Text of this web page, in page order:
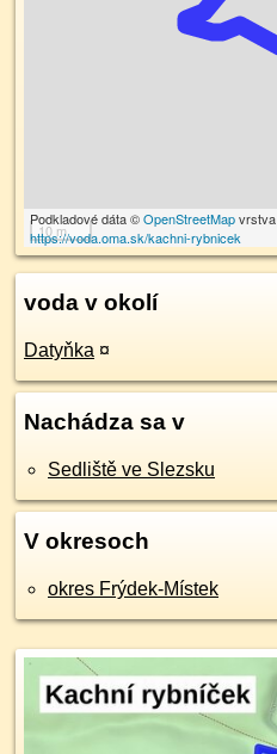
10 m
Podkladové dáta ©OpenStreetMapvrstva
https://voda.oma.sk/kachni-rybnicek
voda v okolí
Datyňka ¤
Nachádza sa v
Sedliště ve Slezsku
V okresoch
okres Frýdek-Místek